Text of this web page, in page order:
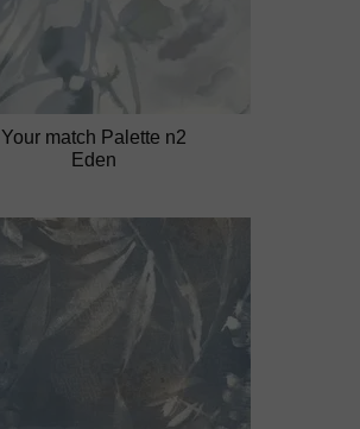
Your match Palette n2
Eden